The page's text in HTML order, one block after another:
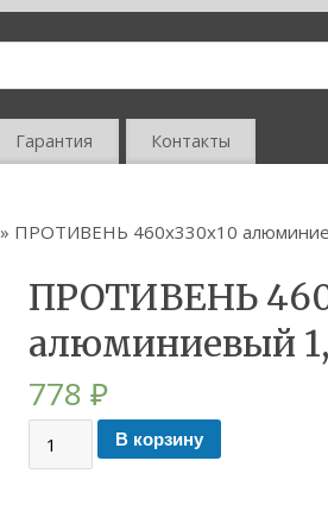
Гарантия Контакты
» ПРОТИВЕНЬ 460х330х10
ПРОТИВЕНЬ
алюминиевый
778 ₽
В корзину